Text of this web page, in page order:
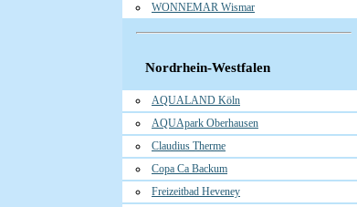
WONNEMAR Wismar
Nordrhein-Westfalen
AQUALAND Köln
AQUApark Oberhausen
Claudius Therme
Copa Ca Backum
Freizeitbad Heveney